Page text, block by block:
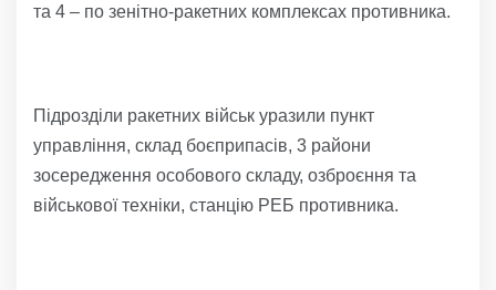
та 4 – по зенітно-ракетних комплексах противника.
Підрозділи ракетних військ уразили пункт
управління, склад боєприпасів, 3 райони
зосередження особового складу, озброєння та
військової техніки, станцію РЕБ противника.